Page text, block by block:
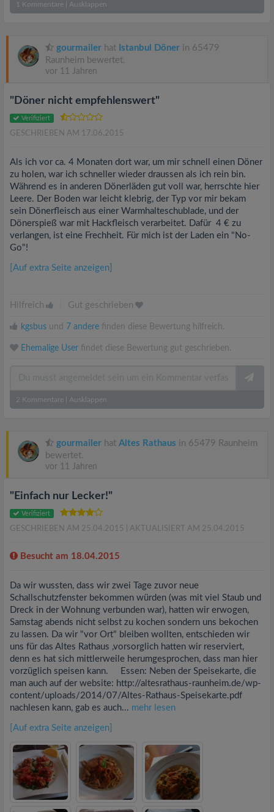
1 Kommentare Ausklappen
gourmailer hat Istanbul Döner in 65479
Raunheim bewertet.
vor 11 Jahren
"Döner nicht empfehlenswert"
Verifiziert
GESCHRIEBEN AM 17.06.2015
Als ich vor ca. 4 Monaten dort war, um mir schnell einen Döner
zu holen, war ich schneller wieder draussen als ich rein bin.
Während es in anderen Dönerläden gut voll war, herrschte hier
Leere. Der Boden war leicht klebrig, der Typ vor mir bekam
sein Dönerfleisch aus einer Warmhalteschublade, und der
Dönerspieß war mit Hackfleisch verarbeitet. Dafür 4 € zu
verlangen, ist eine Frechheit. Für mich ist der Laden ein "No-
Go"!
[Auf extra Seite anzeigen]
Hilfreich Gut geschrieben
kgsbus und 7 andere finden diese Bewertung hilfreich.
Ehemalige User findet diese Bewertung gut geschrieben.
2 Kommentare Ausklappen
gourmailer hat Altes Rathaus in 65479 Raunheim
bewertet.
vor 11 Jahren
"Einfach nur Lecker!"
Verifiziert
GESCHRIEBEN AM 25.04.2015 | AKTUALISIERT AM 25.04.2015
Besucht am 18.04.2015
Da wir wussten, dass wir zwei Tage zuvor neue
Schallschutzfenster bekommen würden (was mit viel Staub und
Dreck in der Wohnung verbunden war), hatten wir erwogen,
Samstag abends nicht selbst zu kochen sondern uns bekochen
zu lassen. Da wir "vor Ort" bleiben wollten, entschieden wir
uns für das Altes Rathaus ,vorsorglich hatten wir reserviert,
denn es hat sich mittlerweile herumgesprochen, dass man hier
vorzüglich speisen kann. Essen: Neben der Speisekarte, die
man auch auf der website: http://altesrathaus-raunheim.de/wp-
content/uploads/2014/07/Altes-Rathaus-Speisekarte.pdf
nachlesen kann, gab es auch... mehr lesen
[Auf extra Seite anzeigen]